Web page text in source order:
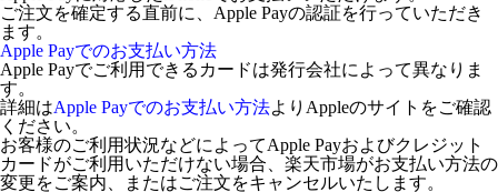
ご注文を確定する直前に、Apple Payの認証を行っていただき
ます。
Apple Payでのお支払い方法
Apple Payでご利用できるカードは発行会社によって異なりま
す。
詳細はApple Payでのお支払い方法よりAppleのサイトをご確認
ください。
お客様のご利用状況などによってApple Payおよびクレジット
カードがご利用いただけない場合、楽天市場がお支払い方法の
変更をご案内、またはご注文をキャンセルいたします。